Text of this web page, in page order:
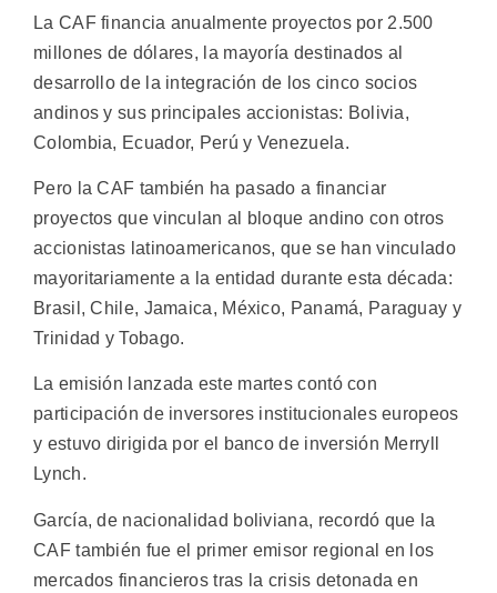
La CAF financia anualmente proyectos por 2.500
millones de dólares, la mayoría destinados al
desarrollo de la integración de los cinco socios
andinos y sus principales accionistas: Bolivia,
Colombia, Ecuador, Perú y Venezuela.
Pero la CAF también ha pasado a financiar
proyectos que vinculan al bloque andino con otros
accionistas latinoamericanos, que se han vinculado
mayoritariamente a la entidad durante esta década:
Brasil, Chile, Jamaica, México, Panamá, Paraguay y
Trinidad y Tobago.
La emisión lanzada este martes contó con
participación de inversores institucionales europeos
y estuvo dirigida por el banco de inversión Merryll
Lynch.
García, de nacionalidad boliviana, recordó que la
CAF también fue el primer emisor regional en los
mercados financieros tras la crisis detonada en